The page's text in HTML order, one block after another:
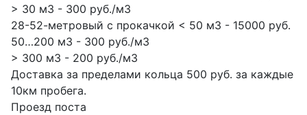
> 30 м3 - 300 руб./м3
28-52-метровый с прокачкой < 50 м3 - 15000 руб.
50…200 м3 - 300 руб./м3
> 300 м3 - 200 руб./м3
Доставка за пределами кольца 500 руб. за каждые
10км пробега.
Проезд поста